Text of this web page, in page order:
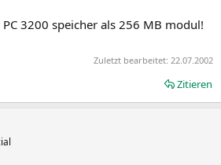
3200 speicher als 256 MB modul!
Zuletzt bearbeitet: 22.07.2002
Zitieren